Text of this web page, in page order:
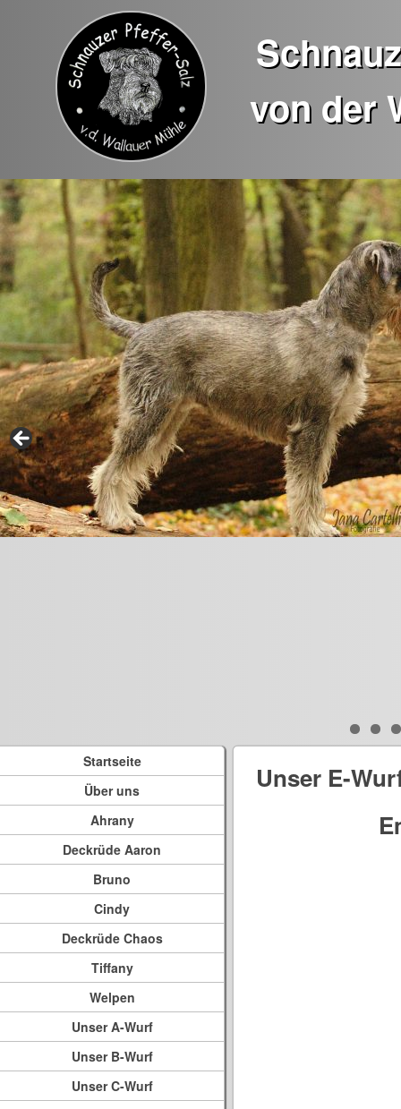
von der
Startseite
Über uns
Ahrany
Deckrüde Aaron
Bruno
Cindy
Deckrüde Chaos
Tiffany
Welpen
Unser A-Wurf
Unser B-Wurf
Unser C-Wurf
Unser E-